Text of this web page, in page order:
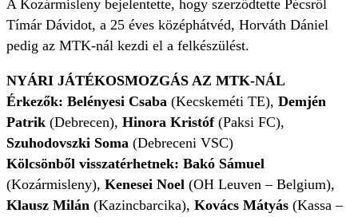
A Kozármisleny bejelentette, hogy szerződtette Pécsről
Tímár Dávidot, a 25 éves középhátvéd, Horváth Dániel
pedig az MTK-nál kezdi el a felkészülést.
NYÁRI JÁTÉKOSMOZGÁS AZ MTK-NÁL
Érkezők: Belényesi Csaba (Kecskeméti TE), Demjén
Patrik (Debrecen), Hinora Kristóf(Paksi FC),
Szuhodovszki Soma (Debreceni VSC)
Kölcsönből visszatérhetnek: Bakó Sámuel
(Kozármisleny), Kenesei Noel (OH Leuven – Belgium),
Klausz Milán (Kazincbarcika), Kovács Mátyás (Kassa –